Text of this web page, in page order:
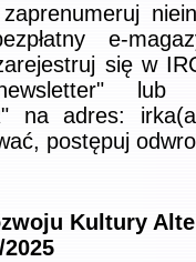
e-
się w
na adres:
postępuj
Kultury